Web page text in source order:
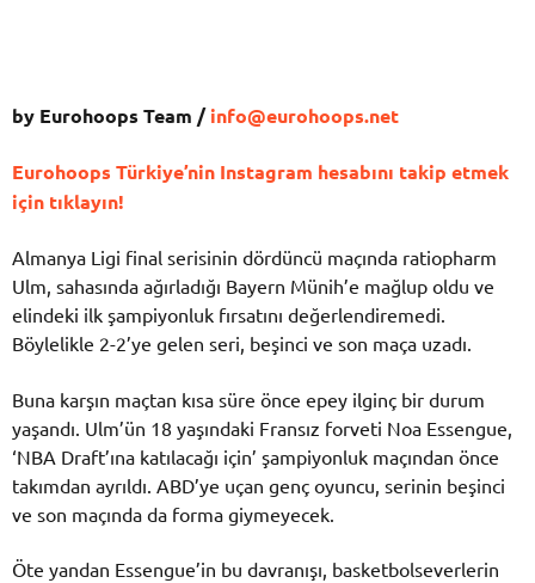
by Eurohoops Team /info@eurohoops.net
Eurohoops Türkiye’nin Instagram hesabını takip etmek
için tıklayın!
Almanya Ligi final serisinin dördüncü maçında ratiopharm
Ulm, sahasında ağırladığı Bayern Münih’e mağlup oldu ve
elindeki ilk şampiyonluk fırsatını değerlendiremedi.
Böylelikle 2-2’ye gelen seri, beşinci ve son maça uzadı.
Buna karşın maçtan kısa süre önce epey ilginç bir durum
yaşandı. Ulm’ün 18 yaşındaki Fransız forveti Noa Essengue,
‘NBA Draft’ına katılacağı için’ şampiyonluk maçından önce
takımdan ayrıldı. ABD’ye uçan genç oyuncu, serinin beşinci
ve son maçında da forma giymeyecek.
Öte yandan Essengue’in bu davranışı, basketbolseverlerin